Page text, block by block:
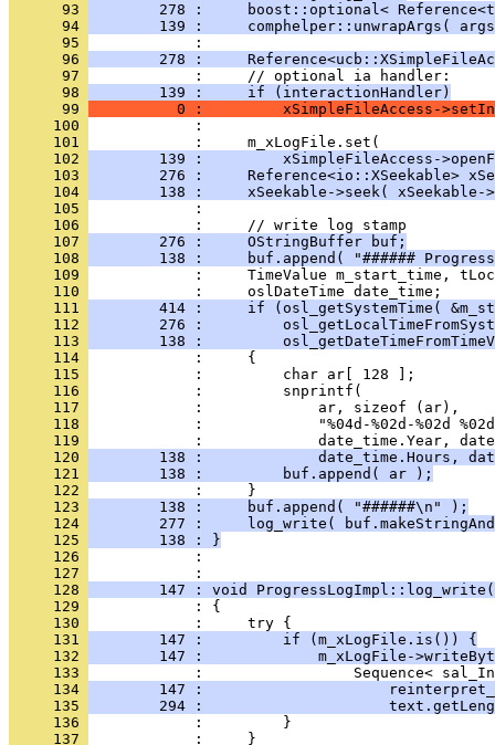
      93
278 :     boost::optional<
      94
139 :     comphelper::unwrapArgs(
      95
      96
278 :
      97
      98
        139 :     if (interactionHandler)
      99
0 :         xSimpleFileAccess-
     100
     101
     102
139 :         xSimpleFileAccess-
     103
276 :     Reference<io::XSeekable>
     104
138 :     xSeekable->seek( xSeekable-
     105
     106
     107
        276 :     OStringBuffer buf;
     108
138 :     buf.append( "######
     109
     110
     111
414 :     if (osl_getSystemTime(
     112
276 :
     113
138 :
     114
     115
     116
     117
     118
     119
     120
138 :             date_time.Hours,
     121
        138 :         buf.append( ar );
     122
     123
        138 :     buf.append( "######\n" );
     124
277 :     log_write(
     125
        138 : }
     126
            :
     127
     128
147 : void
     129
     130
     131
        147 :         if (m_xLogFile.is()) {
     132
147 :             m_xLogFile-
     133
     134
147 :
     135
294 :
     136
     137